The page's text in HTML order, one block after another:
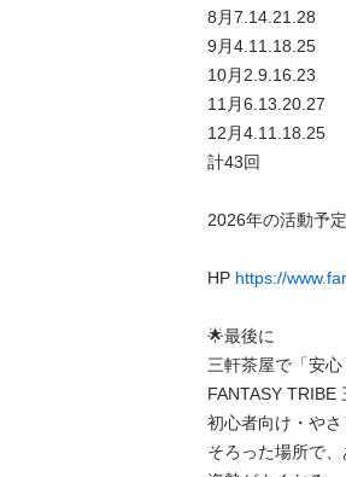
8月7.14.21.28
9月4.11.18.25
10月2.9.16.23
11月6.13.20.27
12月4.11.18.25
計43回
2026年の活動予定
HP https://
🌟最後に
三軒茶屋で「安
FANTASY TRIBE
初心者向け・や
そろった場所で